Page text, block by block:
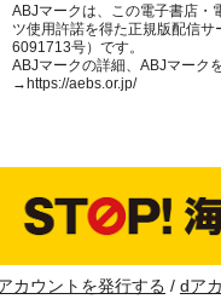
ABJマークは、この電子書店・
ツ使用許諾を得た正規版配信
6091713号）です。
ABJマークの詳細、ABJマーク
→https://aebs.or.jp/
カウントを発行する dア